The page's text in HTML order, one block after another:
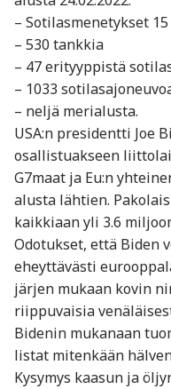
– Sotilasmenetykset
– 530 tankkia
– 47 erityyppistä
– 1033
– neljä merialusta.
USA:n presidentti Joe
osallistuakseen
G7maat ja Eu:n
alusta lähtien.
kaikkiaan yli 3.6
Odotukset, että Biden
eheyttävästi
järjen mukaan kovin
riippuvaisia
Bidenin mukanaan
listat mitenkään
Kysymys kaasun ja